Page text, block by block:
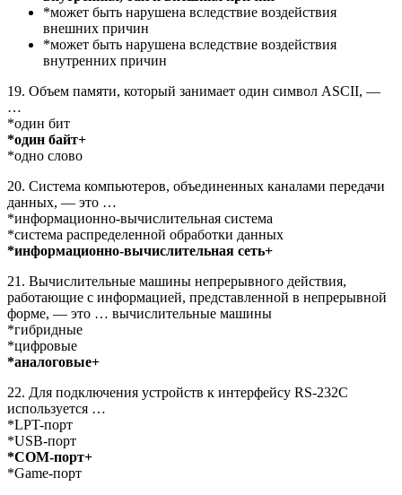
*может быть нарушена вследствие воздействия
внешних причин
*может быть нарушена вследствие воздействия
внутренних причин
19. Объем памяти, который занимает один символ ASCII, —
…
*один бит
*один байт+
*одно слово
20. Система компьютеров, объединенных каналами передачи
данных, — это …
*информационно-вычислительная система
*система распределенной обработки данных
*информационно-вычислительная сеть+
21. Вычислительные машины непрерывного действия,
работающие с информацией, представленной в непрерывной
форме, — это … вычислительные машины
*гибридные
*цифровые
*аналоговые+
22. Для подключения устройств к интерфейсу RS-232C
используется …
*LPT-порт
*USB-порт
*COM-порт+
*Game-порт